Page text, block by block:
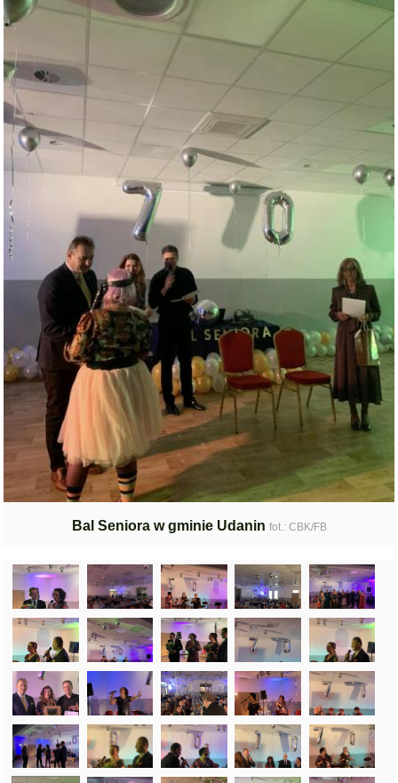
Bal Seniora w gminie Udanin fot.: CBK/FB